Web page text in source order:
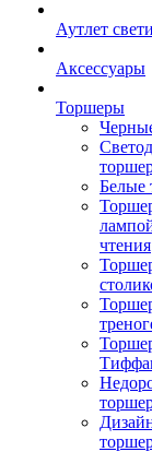
Аутлет
Аксессуары
Торшеры
Белые
чтения